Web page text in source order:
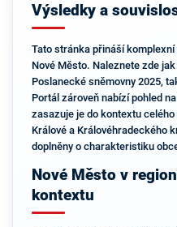
Výsledky a
Tato stránka přináší
Nové Město. Naleznete zde
Poslanecké sněmovny 2025,
Portál zároveň nabízí pohled
zasazuje je do kontextu
Králové a Královéhradeckého
doplněny o charakteristiku
Nové Město v
kontextu